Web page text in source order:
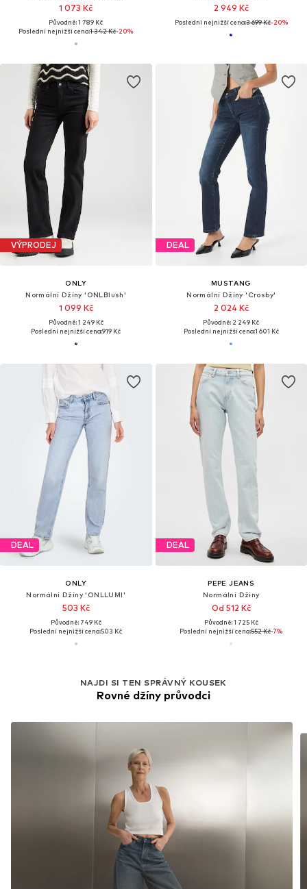
1 073 Kč
Původně: 1 789 Kč
Poslední nejnižší cena:1 342 Kč-20%
2 949 Kč
Poslední nejnižší cena:3 699 Kč-20%
VÝPRODEJ
ONLY
Normální Džíny 'ONLBlush'
1 099 Kč
Původně: 1 249 Kč
Poslední nejnižší cena:919 Kč
DEAL
MUSTANG
Normální Džíny 'Crosby'
2 024 Kč
Původně: 2 249 Kč
Poslední nejnižší cena:1 601 Kč
DEAL
ONLY
Normální Džíny 'ONLLUMI'
503 Kč
Původně: 749 Kč
Poslední nejnižší cena:503 Kč
DEAL
PEPE JEANS
Normální Džíny
Od 512 Kč
Původně: 1 725 Kč
Poslední nejnižší cena:552 Kč-7%
NAJDI SI TEN SPRÁVNÝ KOUSEK
Rovné džíny průvodci